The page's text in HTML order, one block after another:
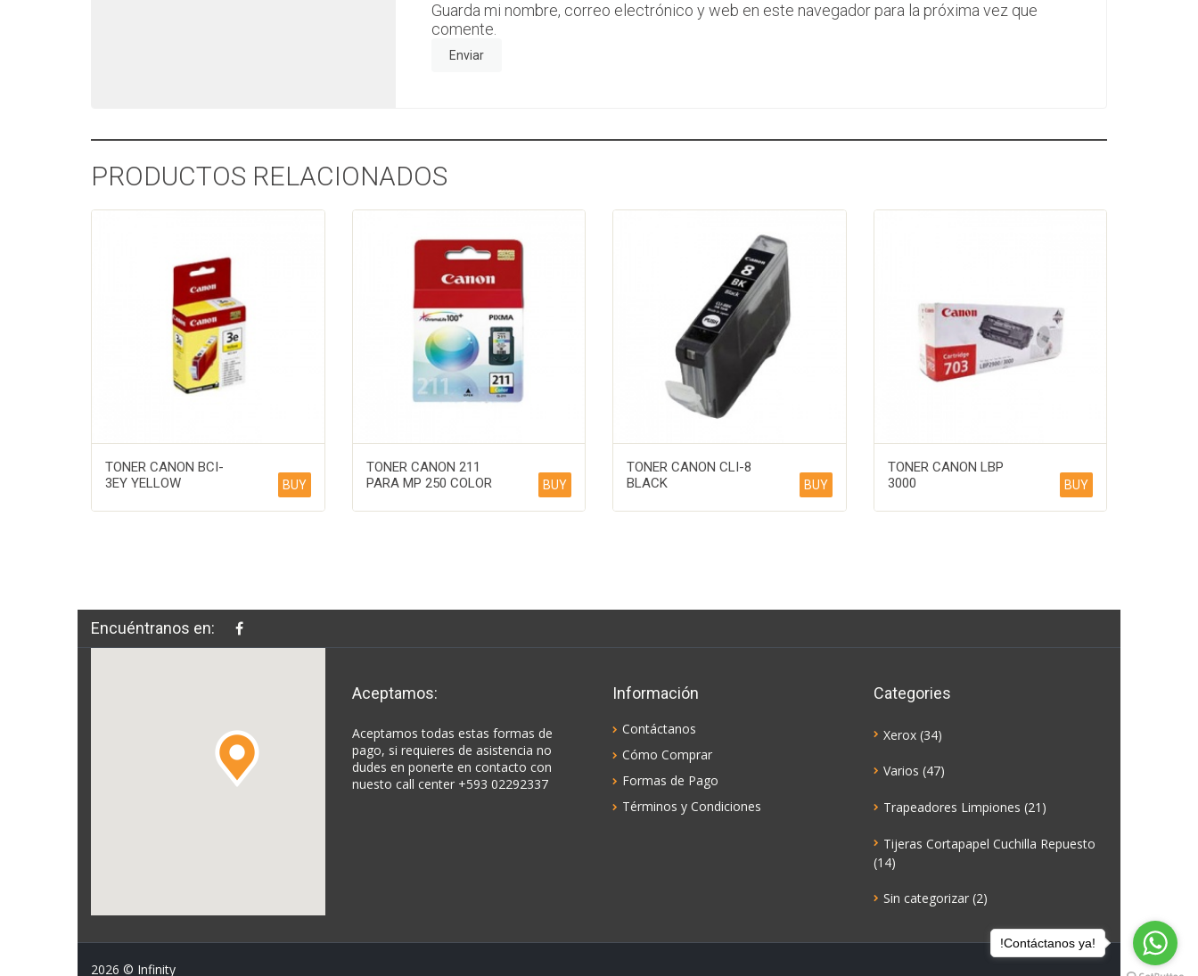
Guarda mi nombre, correo electrónico y web en este navegador para la próxima vez que
comente.
PRODUCTOS RELACIONADOS
TONER CANON BCI-
3EY YELLOW
BUY
TONER CANON 211
PARA MP 250 COLOR
BUY
TONER CANON CLI-8
BLACK
BUY
TONER CANON LBP
3000
BUY
Encuéntranos en:
Aceptamos:
Aceptamos todas estas formas de
pago, si requieres de asistencia no
dudes en ponerte en contacto con
nuesto call center +593 02292337
Información
Contáctanos
Cómo Comprar
Formas de Pago
Términos y Condiciones
Categories
Xerox (34)
Varios (47)
Trapeadores Limpiones (21)
Tijeras Cortapapel Cuchilla Repuesto
(14)
Sin categorizar (2)
2026 © Infinity
!Contáctanos ya!